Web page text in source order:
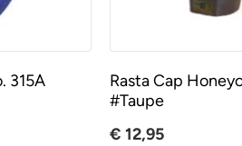
315A
Rasta Cap
#Taupe
€ 12,95